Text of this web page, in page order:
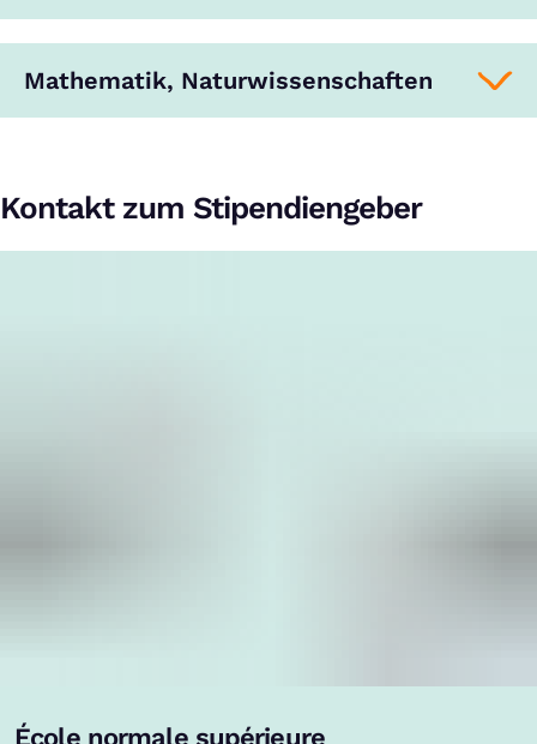
Mathematik, Naturwissenschaften
Kontakt zum Stipendiengeber
École normale supérieure